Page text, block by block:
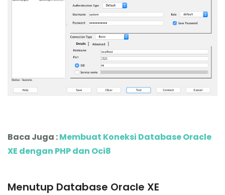
Baca Juga :Membuat Koneksi Database Oracle
XE dengan PHP dan Oci8
Menutup Database Oracle XE